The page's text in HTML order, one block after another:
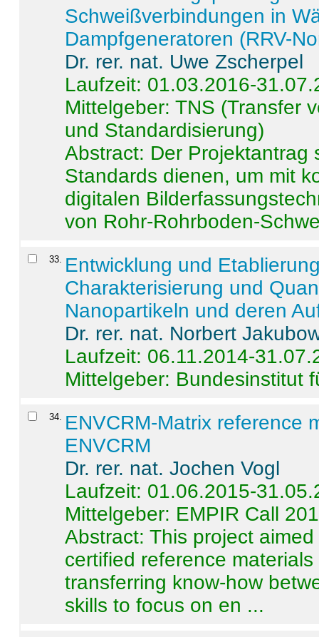
Schweißverbindungen in
Dampfgeneratoren (RRV-
Dr. rer. nat. Uwe Zscherpel
Laufzeit: 01.03.2016-
Mittelgeber: TNS (Transfer
und Standardisierung)
Abstract: Der Projektantrag
Standards dienen, um mit
digitalen
von Rohr-Rohrboden-
33. Entwicklung und
Charakterisierung und
Nanopartikeln und deren
Dr. rer. nat. Norbert
Laufzeit: 06.11.2014-
Mittelgeber: Bundesinstitut
34. ENVCRM-Matrix reference
ENVCRM
Dr. rer. nat. Jochen Vogl
Laufzeit: 01.06.2015-
Mittelgeber: EMPIR Call
Abstract:This project
certified reference
transferring know-how
skills to focus on en ...